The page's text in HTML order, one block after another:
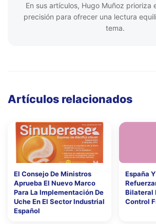
En sus artículos, Hugo Muñoz prioriza
precisión para ofrecer una lectura
tema.
Artículos relacionados
El Consejo De Ministros
Aprueba El Nuevo Marco
Para La Implementación De
Uche En El Sector Industrial
Español
España
Bilateral
Control